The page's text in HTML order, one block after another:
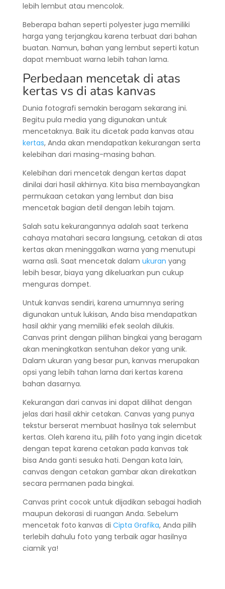
lebih lembut atau mencolok.
Beberapa bahan seperti polyester juga memiliki
harga yang terjangkau karena terbuat dari bahan
buatan. Namun, bahan yang lembut seperti katun
dapat membuat warna lebih tahan lama.
Perbedaan mencetak di atas
kertas vs di atas kanvas
Dunia fotografi semakin beragam sekarang ini.
Begitu pula media yang digunakan untuk
mencetaknya. Baik itu dicetak pada kanvas atau
kertas, Anda akan mendapatkan kekurangan serta
kelebihan dari masing-masing bahan.
Kelebihan dari mencetak dengan kertas dapat
dinilai dari hasil akhirnya. Kita bisa membayangkan
permukaan cetakan yang lembut dan bisa
mencetak bagian detil dengan lebih tajam.
Salah satu kekurangannya adalah saat terkena
cahaya matahari secara langsung, cetakan di atas
kertas akan meninggalkan warna yang menutupi
warna asli. Saat mencetak dalam ukuran yang
lebih besar, biaya yang dikeluarkan pun cukup
menguras dompet.
Untuk kanvas sendiri, karena umumnya sering
digunakan untuk lukisan, Anda bisa mendapatkan
hasil akhir yang memiliki efek seolah dilukis.
Canvas print dengan pilihan bingkai yang beragam
akan meningkatkan sentuhan dekor yang unik.
Dalam ukuran yang besar pun, kanvas merupakan
opsi yang lebih tahan lama dari kertas karena
bahan dasarnya.
Kekurangan dari canvas ini dapat dilihat dengan
jelas dari hasil akhir cetakan. Canvas yang punya
tekstur berserat membuat hasilnya tak selembut
kertas. Oleh karena itu, pilih foto yang ingin dicetak
dengan tepat karena cetakan pada kanvas tak
bisa Anda ganti sesuka hati. Dengan kata lain,
canvas dengan cetakan gambar akan direkatkan
secara permanen pada bingkai.
Canvas print cocok untuk dijadikan sebagai hadiah
maupun dekorasi di ruangan Anda. Sebelum
mencetak foto kanvas di Cipta Grafika, Anda pilih
terlebih dahulu foto yang terbaik agar hasilnya
ciamik ya!